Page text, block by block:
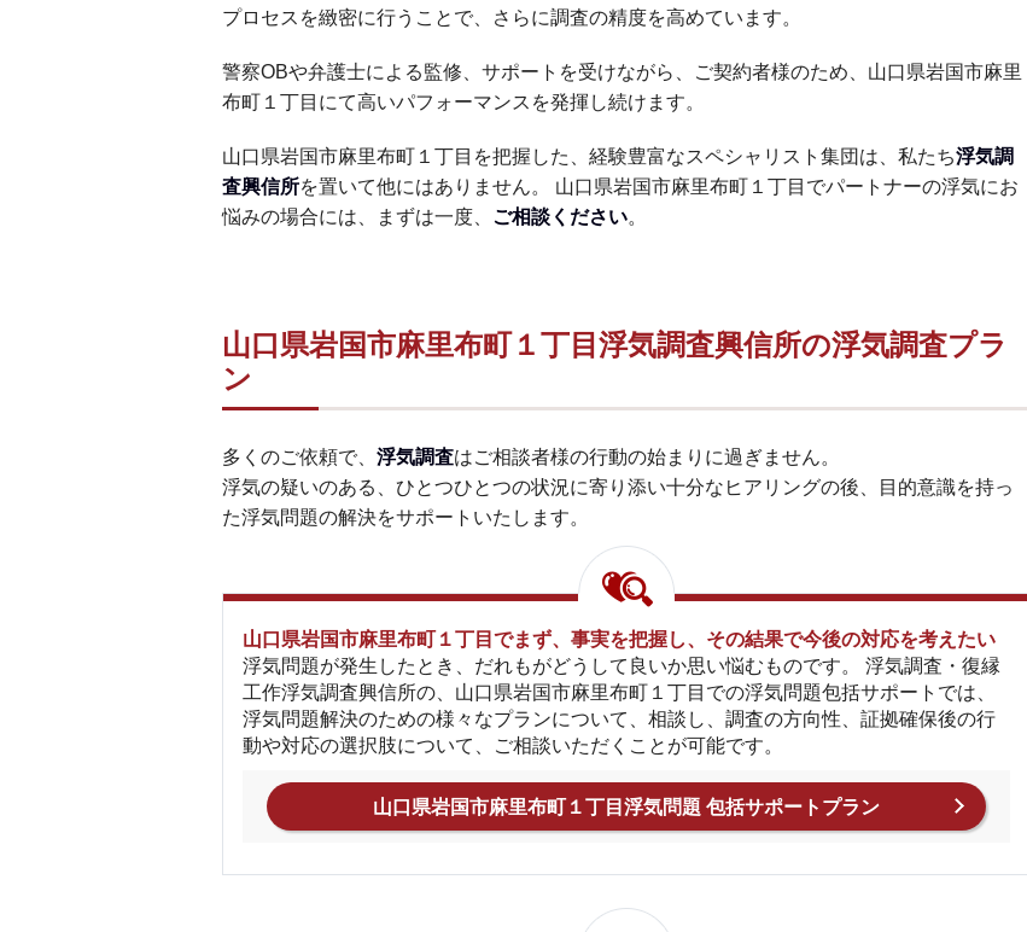
プロセスを緻密に行うことで、さらに調査の精度を高めています。
警察OBや弁護士による監修、サポートを受けながら、ご契約者様のため、山口県岩国市麻里
布町１丁目にて高いパフォーマンスを発揮し続けます。
山口県岩国市麻里布町１丁目を把握した、経験豊富なスペシャリスト集団は、私たち浮気調
査興信所を置いて他にはありません。 山口県岩国市麻里布町１丁目でパートナーの浮気にお
悩みの場合には、まずは一度、 ご相談ください。
山口県岩国市麻里布町１丁目浮気調査興信所の浮気調査プラ
ン
多くのご依頼で、 浮気調査はご相談者様の行動の始まりに過ぎません。
浮気の疑いのある、ひとつひとつの状況に寄り添い十分なヒアリングの後、目的意識を持っ
た浮気問題の解決をサポートいたします。
山口県岩国市麻里布町１丁目でまず、事実を把握し、その結果で今後の対応を考えたい
浮気問題が発生したとき、だれもがどうして良いか思い悩むものです。 浮気調査・復縁
工作浮気調査興信所の、山口県岩国市麻里布町１丁目での浮気問題包括サポートでは、
浮気問題解決のための様々なプランについて、相談し、調査の方向性、証拠確保後の行
動や対応の選択肢について、ご相談いただくことが可能です。
山口県岩国市麻里布町１丁目浮気問題 包括サポートプラン